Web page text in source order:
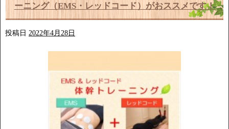
ーニング（EMS・レッドコード）がおススメです！
投稿日 2022年4月28日